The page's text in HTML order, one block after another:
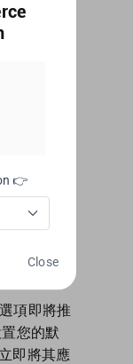
項即將推
您的默
即將其應
👉
Close